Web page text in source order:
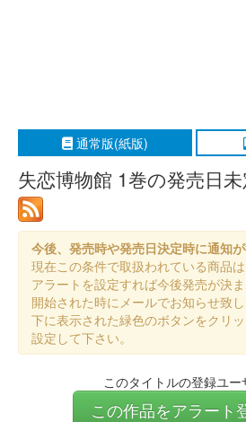
通常版(紙版)
失恋博物館 1巻の発売日未
今後、発売時や発売日決定時に通知
現在この条件で取扱われている商品は
アラートを設定すれば今後発売が決
開始された時にメールでお知らせ致し
下に表示された緑色のボタンをクリ
設定して下さい。
このタイトルの登録ユー
この作品をアラート